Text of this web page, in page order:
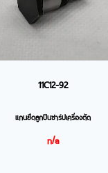
11C12-92
แกนยึดลูกปืนชาร์ปเครื่องตัด
n/a